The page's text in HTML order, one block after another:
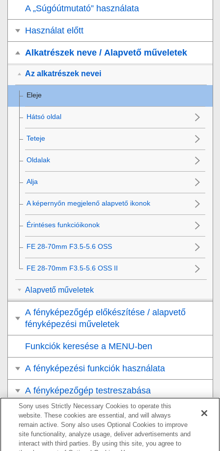
A „Súgóútmutató” használata
Használat előtt
Alkatrészek neve / Alapvető műveletek
Az alkatrészek nevei
Eleje
Hátsó oldal
Teteje
Oldalak
Alja
A képernyőn megjelenő alapvető ikonok
Érintéses funkcióikonok
FE 28-70mm F3.5-5.6 OSS
FE 28-70mm F3.5-5.6 OSS II
Alapvető műveletek
A fényképezőgép előkészítése / alapvető
fényképezési műveletek
Funkciók keresése a MENU-ben
A fényképezési funkciók használata
A fényképezőgép testreszabása
Megtekintés
A fényképezőgép-beállítások módosítása
Sony uses Strictly Necessary Cookies to operate this
website. These cookies are essential, and will always
remain active. Sony also uses Optional Cookies to improve
site functionality, analyze usage, deliver advertisements and
interact with third parties. By using this site, you agree to